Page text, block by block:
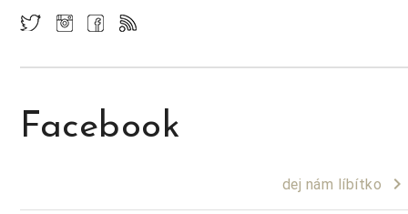
Facebook
dej nám líbítko keyboard_arrow_right